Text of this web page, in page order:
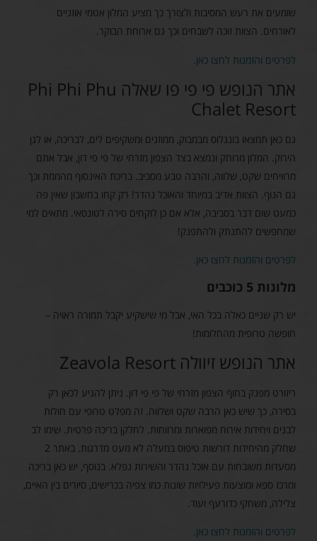
שומעים את רעש המסיבות ולצורך כך מציע המלון אטמי אוזניים
לאורחים. הצוות זוכה לשבחים וכך גם ארוחת הבוקר.
לפרטים והזמנות לחצו כאן.
אתר הנופש פי פי פו שאלה Phi Phi Phu
Chalet Resort
גם כאן תמצאו בונגלוס מבמבוק, ממוזגים ומשקיפים לים, לבריכה, או לגן
הירוק. המלון מרוחק ונמצא בצד הצפון מזרחי של פי פי דון, אבל אתם
מרוויחים שקט, שלווה, והרבה טבע מסביב. בריכת האינסוף מהממת וכך
גם הנוף. הצוות אדיב במיוחד והאוכל נהדר! רק קחו בחשבון שאין פה
כמעט שום דבר בסביבה, אלא אם כן לוקחים סירה לטונסאי. מתאים למי
שמחפשים להתנתק ולהתפנק!
לפרטים והזמנות לחצו כאן.
מלונות 5 כוכבים
יש רק שניים כאלה בכל האי, אבל מי שישקיע יקבל תמורה ראויה –
חופשה טרופית מהחלומות!
אתר הנופש זיוולה Zeavola Resort
ריזורט מפנק בחוף הצפון מזרחי של פי פי דון. ניתן להגיע לכאן רק
בסירה, כך שיש כאן הרבה שקט ושלווה. זה מפלט טרופי עם חולות
לבנים ויחידות אירוח מפוארות ומרווחות. לחלקן בריכה פרטית. שימו לב
שחלק מהיחידות דורשות טיפוס במעלה לא מעט מדרגות. באתר 2
מסעדות משובחות עם אוכל נהדר והשירות נפלא. בנוסף, יש כאן בריכה
ומרכז ספא ומוצעות פעילויות שונות כמו צפיה בכרישים, סיורים בין האיים,
צלילה, משחקי כדורעף ועוד.
לפרטים והזמנות לחצו כאן.